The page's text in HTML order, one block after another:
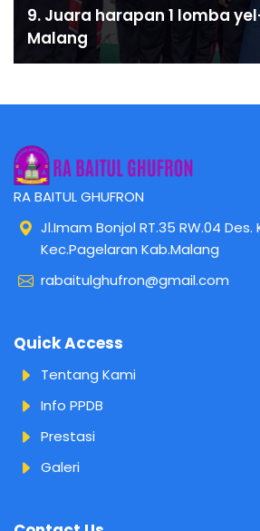
9. Juara harapan 1 lomba
Malang
RA BAITUL GHUFRON
Jl.Imam Bonjol RT.35 RW.04 Des.
Kec.Pagelaran Kab.Malang
rabaitulghufron@gmail.com
Quick Access
Tentang Kami
Info PPDB
Prestasi
Galeri